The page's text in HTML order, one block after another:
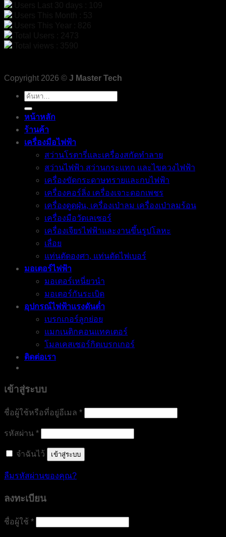
Copyright 2026 © J Master Tech
ค้นหา:
หน้าหลัก
ร้านค้า
เครื่องมือไฟฟ้า
สว่านโรตารี่และเครื่องสกัดทำลาย
สว่านไฟฟ้า สว่านกระแทก และไขควงไฟฟ้า
เครื่องขัดกระดาษทรายและกบไฟฟ้า
เครื่องคอร์ลิ่ง เครื่องเจาะดอกเพชร
เครื่องดูดฝุ่น, เครื่องเป่าลม เครื่องเป่าลมร้อน
เครื่องมือวัดเลเซอร์
เครื่องเจียรไฟฟ้าและงานขึ้นรูปโลหะ
เลื่อย
แท่นตัดองศา, แท่นตัดไฟเบอร์
มอเตอร์ไฟฟ้า
มอเตอร์เหนี่ยวนำ
มอเตอร์กันระเบิด
อุปกรณ์ไฟฟ้าแรงดันต่ำ
เบรกเกอร์ลูกย่อย
แมกเนติกคอนแทคเตอร์
โมลเคสเซอร์กิตเบรกเกอร์
ติดต่อเรา
เข้าสู่ระบบ
ชื่อผู้ใช้หรือที่อยู่อีเมล *ต้องการ
รหัสผ่าน *ต้องการ
จำฉันไว้ เข้าสู่ระบบ
ลืมรหัสผ่านของคุณ?
ลงทะเบียน
ชื่อผู้ใช้ *ต้องการ